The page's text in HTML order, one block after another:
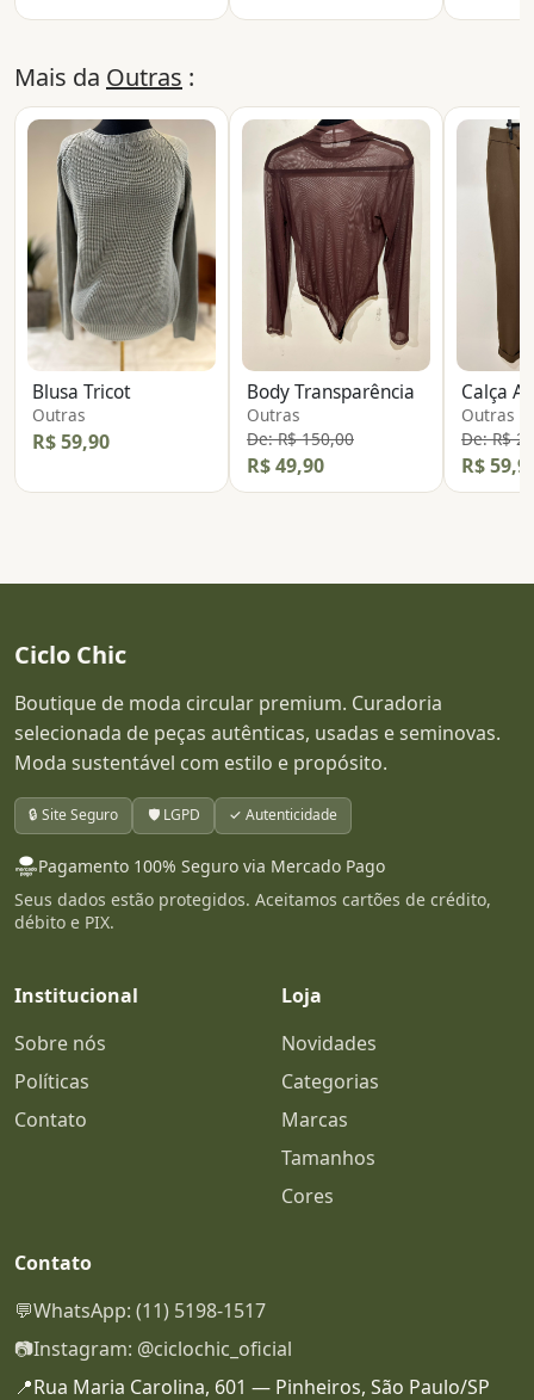
Mais da Outras :
Blusa Tricot
Outras
R$ 59,90
Body Transparência
Outras
De: R$ 150,00
R$ 49,90
Calça
Outras
De: R$
R$
Ciclo Chic
Boutique de moda circular premium. Curadoria
selecionada de peças autênticas, usadas e seminovas.
Moda sustentável com estilo e propósito.
🔒 Site Seguro 🛡️ LGPD ✓ Autenticidade
Pagamento 100% Seguro via Mercado Pago
Seus dados estão protegidos. Aceitamos cartões de crédito,
débito e PIX.
Institucional
Sobre nós
Políticas
Contato
Loja
Novidades
Categorias
Marcas
Tamanhos
Cores
Contato
💬WhatsApp: (11) 5198-1517
📷Instagram: @ciclochic_oficial
📍Rua Maria Carolina, 601 — Pinheiros, São Paulo/SP